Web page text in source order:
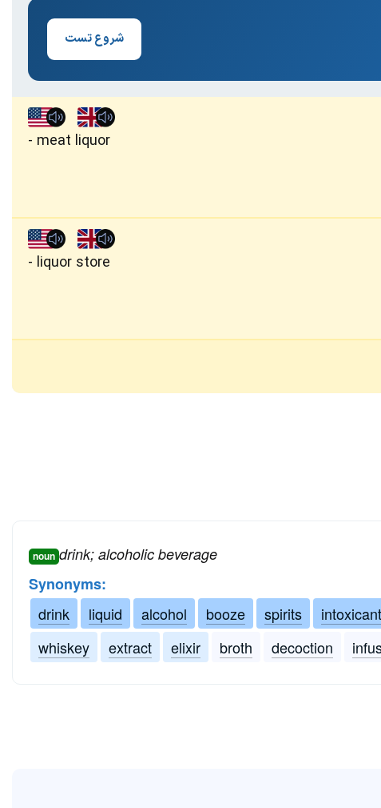
شروع تست
meat liquor
liquor store
noun drink; alcoholic beverage
Synonyms:
drink
liquid alcohol booze spirits intoxicant
whiskey
extract elixir broth decoction